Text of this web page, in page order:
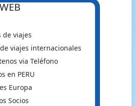
de viajes
viajes internacionales
via Teléfono
en PERU
Europa
Socios